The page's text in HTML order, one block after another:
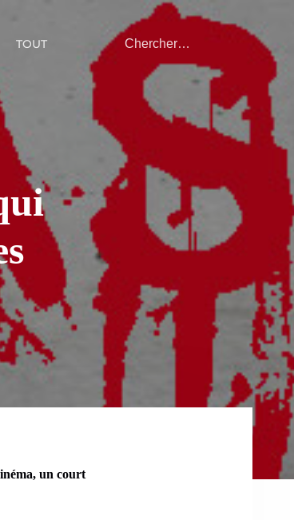
TOUT
un court